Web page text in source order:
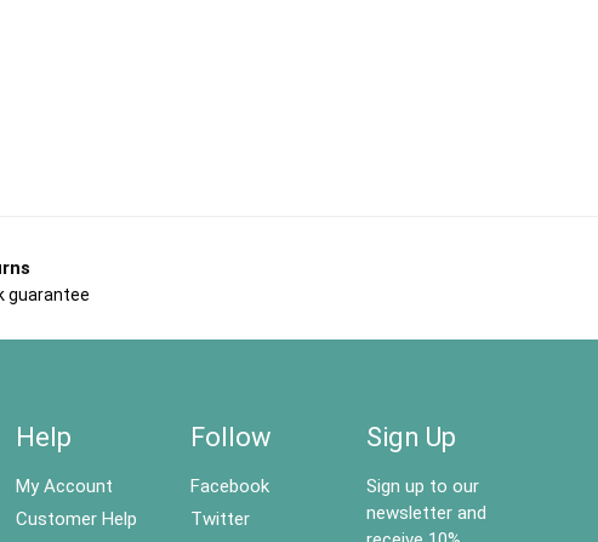
guarantee
Help
My Account
Customer Help
Follow
Facebook
Twitter
Sign Up
Sign up to our
newsletter and